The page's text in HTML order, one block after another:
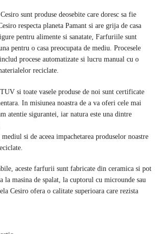
sunt produse deosebite care doresc sa fie
respecta planeta Pamant si are grija de casa
pentru alimente si sanatate, Farfuriile sunt
pentru o casa preocupata de mediu. Procesele
procese automatizate si lucru manual cu o
reciclate.
si toate vasele produse de noi sunt certificate
In misiunea noastra de a va oferi cele mai
atentie sigurantei, iar natura este una dintre
si de aceea impachetarea produselor noastre
aceste farfurii sunt fabricate din ceramica si pot
la masina de spalat, la cuptorul cu microunde sau
Cesiro ofera o calitate superioara care rezista